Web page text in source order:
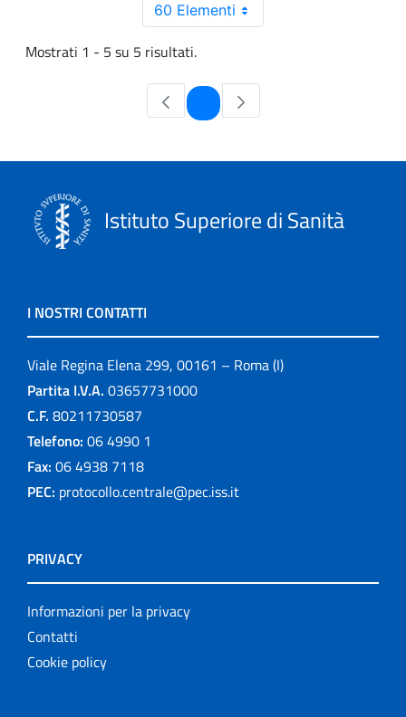
60 Elementi
Mostrati 1 - 5 su 5 risultati.
Pagina
Istituto Superiore di Sanità
I NOSTRI CONTATTI
Viale Regina Elena 299, 00161 – Roma (I)
Partita I.V.A. 03657731000
C.F. 80211730587
Telefono: 06 4990 1
Fax: 06 4938 7118
PEC: protocollo.centrale@pec.iss.it
PRIVACY
Informazioni per la privacy
Contatti
Cookie policy